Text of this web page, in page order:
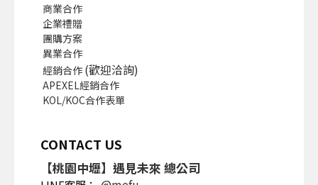
商業合作
企業禮贈
團購方案
異業合作
經銷合作 (歡迎洽詢)
APEXEL經銷合作
KOL/KOC合作表單
CONTACT US
【桃園中壢】遇見未來 總公司